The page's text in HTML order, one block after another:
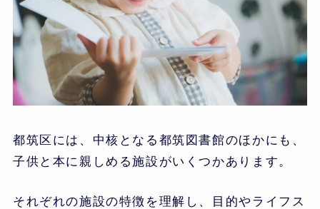
都筑区には、中核となる都筑図書館のほかにも、
子供と本に親しめる施設がいくつかあります。
それぞれの施設の特徴を理解し、目的やライフス